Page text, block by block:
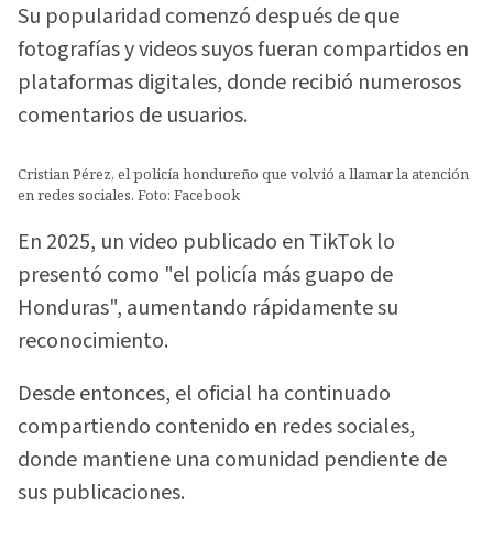
Su popularidad comenzó después de que
fotografías y videos suyos fueran compartidos en
plataformas digitales, donde recibió numerosos
comentarios de usuarios.
Cristian Pérez, el policía hondureño que volvió a llamar la atención
en redes sociales. Foto: Facebook
En 2025, un video publicado en TikTok lo
presentó como "el policía más guapo de
Honduras", aumentando rápidamente su
reconocimiento.
Desde entonces, el oficial ha continuado
compartiendo contenido en redes sociales,
donde mantiene una comunidad pendiente de
sus publicaciones.